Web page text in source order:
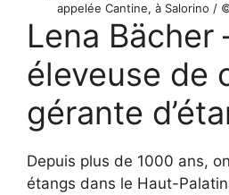
appelée Cantine, à Salorino /
Lena Bächer
éleveuse de
gérante
Depuis plus de 1000 ans,
étangs dans le Haut-